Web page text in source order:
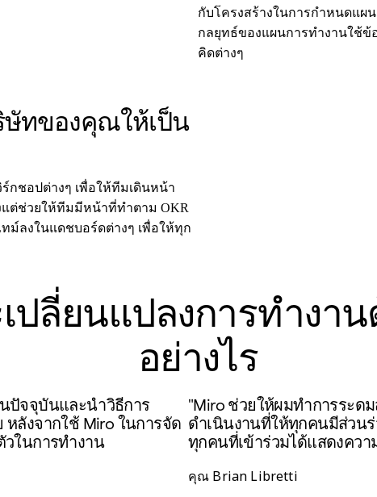
ฏิบัติการ
รทำงาน
กับโครงสร้างในการกำหนดแผ
กลยุทธ์ของแผนการทำงานใช้
คิดต่างๆ
ทของคุณให้เป็น
ร์กชอปต่างๆ เพื่อให้ทีมเดินหน้า
แต่ช่วยให้ทีมมีหน้าที่ทำตาม OKR
ม์ลงในแดชบอร์ดต่างๆ เพื่อให้ทุก
ปลี่ยนแปลงการทำงา
อย่างไร
ปัจจุบันและนำวิธีการ
ลังจากใช้ Miro ในการจัด
วในการทำงาน
"Miro ช่วยให้ผมทำการระด
ดำเนินงานที่ให้ทุกคนมีส่วน
ทุกคนที่เข้าร่วมได้แสดงคว
คุณ Brian Libretti